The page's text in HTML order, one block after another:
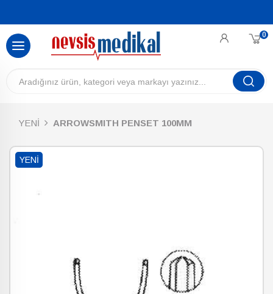
0
YENİ ARROWSMITH PENSET 100MM
YENI